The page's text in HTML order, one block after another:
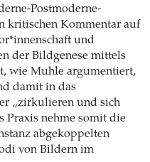
Postmoderne-
kritischen Kommentar auf
und
der Bildgenese mittels
wie Muhle argumentiert,
damit in das
„zirkulieren und sich
Praxis nehme somit die
abgekoppelten
von Bildern im